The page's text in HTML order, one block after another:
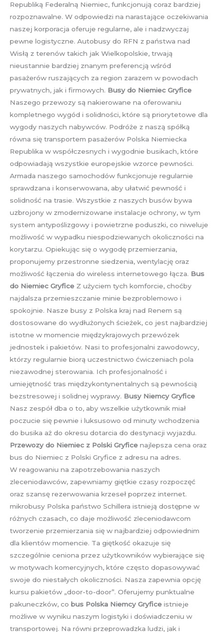
Republiką Federalną Niemiec, funkcjonują coraz bardziej
rozpoznawalne. W odpowiedzi na narastające oczekiwania
naszej korporacja oferuje regularne, ale i nadzwyczaj
pewne logistyczne. Autobusy do RFN z państwa nad
Wisłą z terenów takich jak Wielkopolskie, trwają
nieustannie bardziej znanym preferencją wśród
pasażerów ruszających za region zarazem w powodach
prywatnych, jak i firmowych. Busy do Niemiec Gryfice
Naszego przewozy są nakierowane na oferowaniu
kompletnego wygód i solidności, które są priorytetowe dla
wygody naszych nabywców. Podróże z naszą spółką
równa się transportem pasażerów Polska Niemiecka
Republika w współczesnych i wygodnie busikach, które
odpowiadają wszystkie europejskie wzorce pewności.
Armada naszego samochodów funkcjonuje regularnie
sprawdzana i konserwowana, aby ułatwić pewność i
solidność na trasie. Wszystkie z naszych busów bywa
uzbrojony w zmodernizowane instalacje ochrony, w tym
system antypoślizgowy i powietrzne poduszki, co niweluje
możliwość w wypadku niespodziewanych okoliczności na
korytarzu. Opiekując się o wygodę przemierzania,
proponujemy przestronne siedzenia, wentylację oraz
możliwość łączenia do wireless internetowego łącza. Bus
do Niemiec Gryfice Z użyciem tych komforcie, choćby
najdalsza przemieszczanie minie bezproblemowo i
spokojnie. Nasze busy z Polska kraj nad Renem są
dostosowane do wydłużonych ścieżek, co jest najbardziej
istotne w momencie międzykrajowych przewózek
jednostek i pakietów. Nasi to profesjonalni zawodowcy,
którzy regularnie biorą uczestnictwo ćwiczeniach pola
niezawodnej sterowania. Ich profesjonalność i
umiejętność tras międzykontynentalnych są pewnością
bezstresowej i solidnej wyprawy. Busy Niemcy Gryfice
Nasz zespół dba o to, aby wszelkie użytkownik miał
poczucie się pewnie i luksusowo od minuty wchodzenia
do busika aż do okresu dotarcia do destynacji wyjazdu.
Przewozy do Niemiec z Polski Gryfice najlepsza cena oraz
bus do Niemiec z Polski Gryfice z adresu na adres.
W reagowaniu na zapotrzebowania naszych
zleceniodawców, zapewniamy giętkie czasy rozpoczęć
oraz szansę rezerwowania krzeseł poprzez internet.
mikrobusy Polska państwo Schillera istnieją dostępne w
różnych czasach, co daje możliwość zleceniodawcom
tworzenie przemierzania się w najbardziej odpowiednim
dla klientów momencie. Ta giętkość okazuje się
szczególnie ceniona przez użytkowników wybierające się
w motywach komercyjnych, które często dopasowywać
swoje do niestałych okoliczności. Nasza zapewnia opcję
kursu pakietów „door-to-door”. Oferujemy punktualne
pakuneczków, co bus Polska Niemcy Gryfice istnieje
możliwe w wyniku naszym logistyki i doświadczeniu w
transportowej. Na równi przeprowadzka ludzi, jak i